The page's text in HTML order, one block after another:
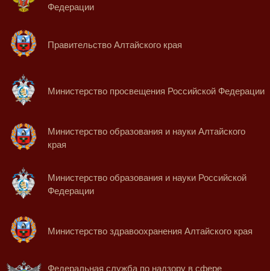
Федерации
Правительство Алтайского края
Министерство просвещения Российской Федерации
Министерство образования и науки Алтайского
края
Министерство образования и науки Российской
Федерации
Министерство здравоохранения Алтайского края
Федеральная служба по надзору в сфере